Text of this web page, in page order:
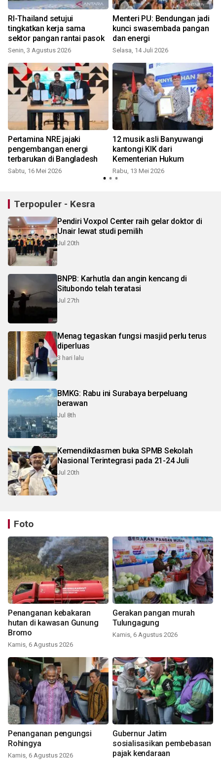
RI-Thailand setujui
tingkatkan kerja sama
sektor pangan rantai pasok
Senin, 3 Agustus 2026
Menteri PU: Bendungan jadi
kunci swasembada pangan
dan energi
Selasa, 14 Juli 2026
Pertamina NRE jajaki
pengembangan energi
terbarukan di Bangladesh
Sabtu, 16 Mei 2026
12 musik asli Banyuwangi
kantongi KIK dari
Kementerian Hukum
Rabu, 13 Mei 2026
Terpopuler - Kesra
Pendiri Voxpol Center raih gelar doktor di
Unair lewat studi pemilih
Jul 20th
BNPB: Karhutla dan angin kencang di
Situbondo telah teratasi
Jul 27th
Menag tegaskan fungsi masjid perlu terus
diperluas
3 hari lalu
BMKG: Rabu ini Surabaya berpeluang
berawan
Jul 8th
Kemendikdasmen buka SPMB Sekolah
Nasional Terintegrasi pada 21-24 Juli
Jul 20th
Foto
Penanganan kebakaran
hutan di kawasan Gunung
Bromo
Kamis, 6 Agustus 2026
Gerakan pangan murah
Tulungagung
Kamis, 6 Agustus 2026
Penanganan pengungsi
Rohingya
Kamis, 6 Agustus 2026
Gubernur Jatim
sosialisasikan pembebasan
pajak kendaraan